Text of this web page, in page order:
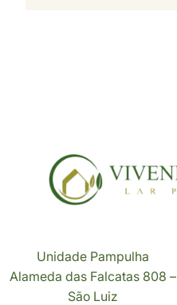
Unidade Pampulha
Alameda das Falcatas 808 –
São Luiz